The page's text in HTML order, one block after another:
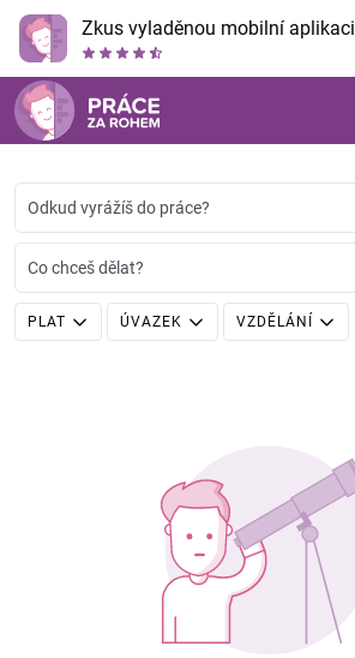
Zkus vyladěnou mobilní aplikaci
Odkud vyrážíš do práce?
Co chceš dělat?
PLAT ÚVAZEK VZDĚLÁNÍ